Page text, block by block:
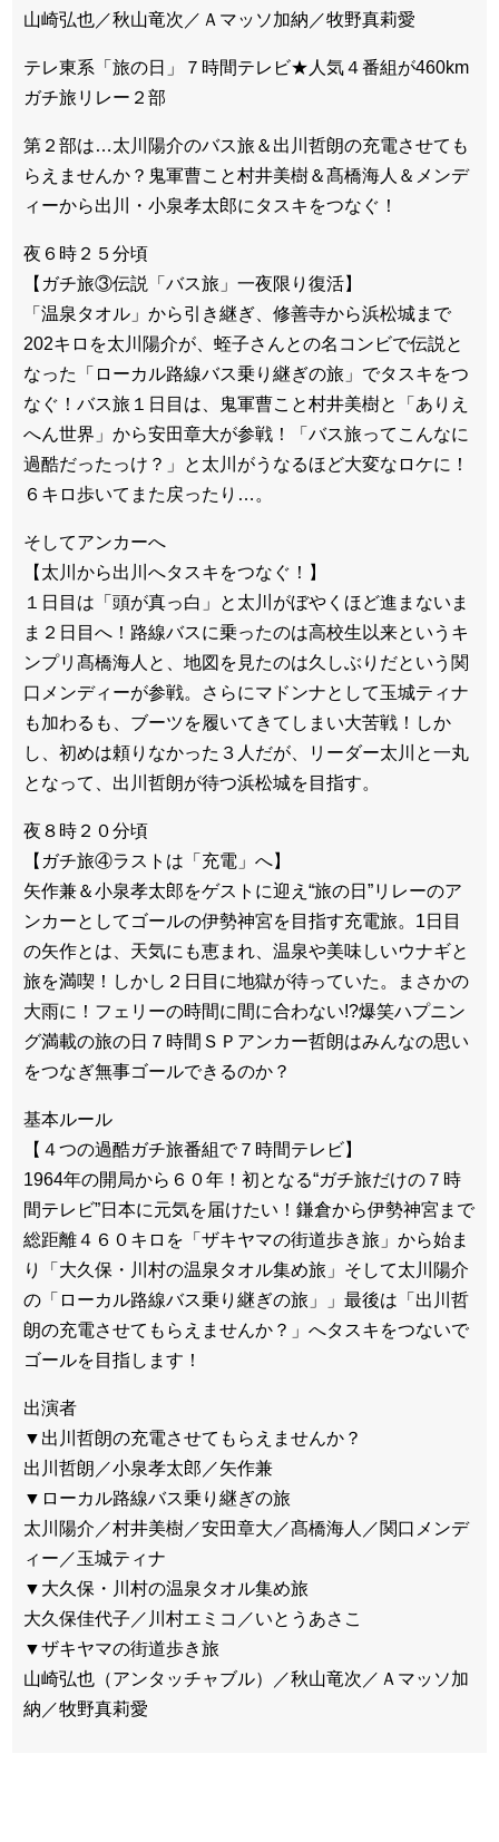
山崎弘也／秋山竜次／Ａマッソ加納／牧野真莉愛
テレ東系「旅の日」７時間テレビ★人気４番組が460km
ガチ旅リレー２部
第２部は…太川陽介のバス旅＆出川哲朗の充電させても
らえませんか？鬼軍曹こと村井美樹＆髙橋海人＆メンデ
ィーから出川・小泉孝太郎にタスキをつなぐ！
夜６時２５分頃
【ガチ旅③伝説「バス旅」一夜限り復活】
「温泉タオル」から引き継ぎ、修善寺から浜松城まで
202キロを太川陽介が、蛭子さんとの名コンビで伝説と
なった「ローカル路線バス乗り継ぎの旅」でタスキをつ
なぐ！バス旅１日目は、鬼軍曹こと村井美樹と「ありえ
へん世界」から安田章大が参戦！「バス旅ってこんなに
過酷だったっけ？」と太川がうなるほど大変なロケに！
６キロ歩いてまた戻ったり…。
そしてアンカーへ
【太川から出川へタスキをつなぐ！】
１日目は「頭が真っ白」と太川がぼやくほど進まないま
ま２日目へ！路線バスに乗ったのは高校生以来というキ
ンプリ髙橋海人と、地図を見たのは久しぶりだという関
口メンディーが参戦。さらにマドンナとして玉城ティナ
も加わるも、ブーツを履いてきてしまい大苦戦！しか
し、初めは頼りなかった３人だが、リーダー太川と一丸
となって、出川哲朗が待つ浜松城を目指す。
夜８時２０分頃
【ガチ旅④ラストは「充電」へ】
矢作兼＆小泉孝太郎をゲストに迎え“旅の日”リレーのア
ンカーとしてゴールの伊勢神宮を目指す充電旅。1日目
の矢作とは、天気にも恵まれ、温泉や美味しいウナギと
旅を満喫！しかし２日目に地獄が待っていた。まさかの
大雨に！フェリーの時間に間に合わない!?爆笑ハプニン
グ満載の旅の日７時間ＳＰアンカー哲朗はみんなの思い
をつなぎ無事ゴールできるのか？
基本ルール
【４つの過酷ガチ旅番組で７時間テレビ】
1964年の開局から６０年！初となる“ガチ旅だけの７時
間テレビ”日本に元気を届けたい！鎌倉から伊勢神宮まで
総距離４６０キロを「ザキヤマの街道歩き旅」から始ま
り「大久保・川村の温泉タオル集め旅」そして太川陽介
の「ローカル路線バス乗り継ぎの旅」」最後は「出川哲
朗の充電させてもらえませんか？」へタスキをつないで
ゴールを目指します！
出演者
▼出川哲朗の充電させてもらえませんか？
出川哲朗／小泉孝太郎／矢作兼
▼ローカル路線バス乗り継ぎの旅
太川陽介／村井美樹／安田章大／髙橋海人／関口メンデ
ィー／玉城ティナ
▼大久保・川村の温泉タオル集め旅
大久保佳代子／川村エミコ／いとうあさこ
▼ザキヤマの街道歩き旅
山崎弘也（アンタッチャブル）／秋山竜次／Ａマッソ加
納／牧野真莉愛